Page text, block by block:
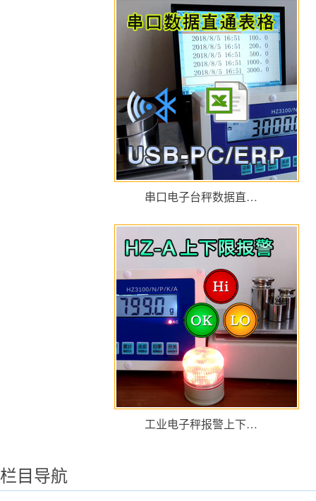
串口电子台秤数据直…
工业电子秤报警上下…
栏目导航